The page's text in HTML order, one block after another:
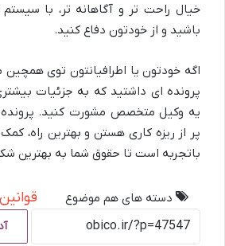
خیال راحت تر و آگاهانه تر، با
باشید و از خودتون دفاع کنید.
اگه خودتون یا اطرافیانتون توی همچین
پرونده ای داشتید که به جزئیات
یه وکیل متخصص مشورت کنید.
پر از ریزه کاری هستن و بهترین راه،
باتجربه است تا حقوق شما به بهترین
دسته های هم موضوع قوانین